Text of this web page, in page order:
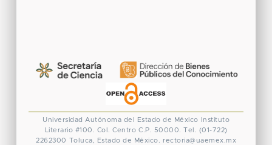
Universidad Autónoma del Estado de México
Instituto
Literario #100. Col. Centro C.P. 50000. Tel. (01-722)
2262300 Toluca, Estado de México. rectoria@uaemex.mx